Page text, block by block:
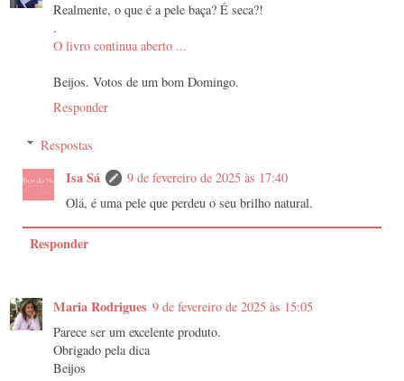
Realmente, o que é a pele baça? É seca?!
.
O livro continua aberto ...
Beijos. Votos de um bom Domingo.
Responder
Respostas
Isa Sá
9 de fevereiro de 2025 às 17:40
Olá, é uma pele que perdeu o seu brilho natural.
Responder
Maria Rodrigues 9 de fevereiro de 2025 às 15:05
Parece ser um excelente produto.
Obrigado pela dica
Beijos